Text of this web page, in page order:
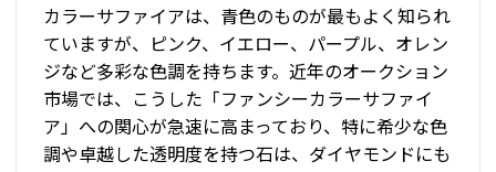
カラーサファイアは、青色のものが最もよく知られ
ていますが、ピンク、イエロー、パープル、オレン
ジなど多彩な色調を持ちます。近年のオークション
市場では、こうした「ファンシーカラーサファイ
ア」への関心が急速に高まっており、特に希少な色
調や卓越した透明度を持つ石は、ダイヤモンドにも